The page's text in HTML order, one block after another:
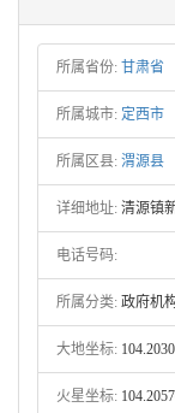
所属省份: 甘肃省
所属城市: 定西市
所属区县: 渭源县
详细地址: 清源镇
电话号码:
所属分类: 政府机
大地坐标:
火星坐标: